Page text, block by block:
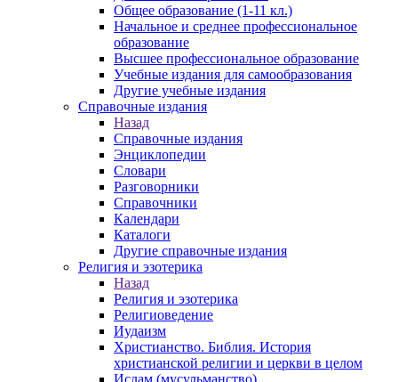
Общее образование (1-11 кл.)
Начальное и среднее профессиональное
образование
Высшее профессиональное образование
Учебные издания для самообразования
Другие учебные издания
Справочные издания
Назад
Справочные издания
Энциклопедии
Словари
Разговорники
Справочники
Календари
Каталоги
Другие справочные издания
Религия и эзотерика
Назад
Религия и эзотерика
Религиоведение
Иудаизм
Христианство. Библия. История
христианской религии и церкви в целом
Ислам (мусульманство)